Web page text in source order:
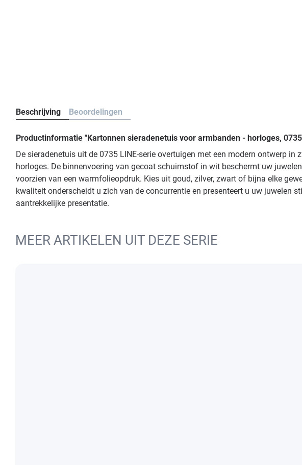
Beschrijving Beoordelingen
Productinformatie "Kartonnen sieradenetuis voor armbanden - horloges,
De sieradenetuis uit de 0735 LINE-serie overtuigen met een modern ontwerp
horloges. De binnenvoering van gecoat schuimstof in wit beschermt uw
voorzien van een warmfolieopdruk. Kies uit goud, zilver, zwart of bijna elke
kwaliteit onderscheidt u zich van de concurrentie en presenteert u uw juwelen
aantrekkelijke presentatie.
MEER ARTIKELEN UIT DEZE SERIE